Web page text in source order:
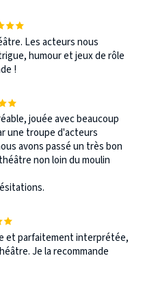
Les acteurs nous
humour et jeux de rôle
!
jouée avec beaucoup
une troupe d'acteurs
avons passé un très bon
non loin du moulin
et parfaitement interprétée,
Je la recommande